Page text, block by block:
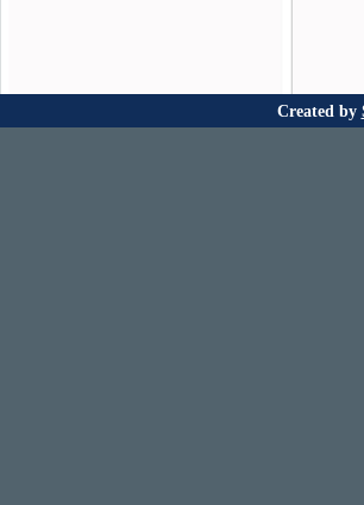
Created by